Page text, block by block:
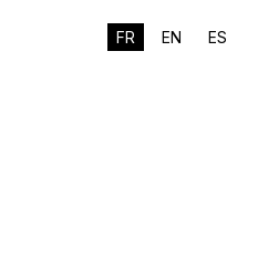
FR EN ES